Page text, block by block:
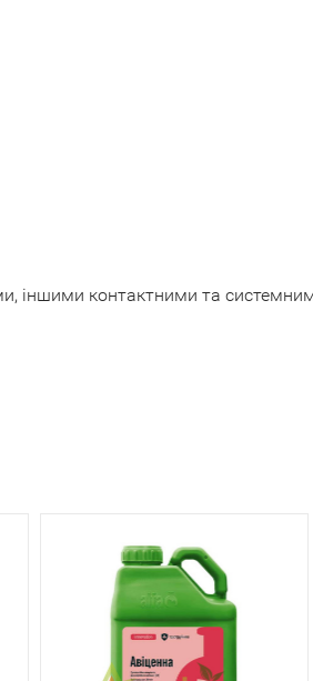
іншими контактними та